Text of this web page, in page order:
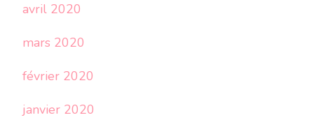
avril 2020
mars 2020
février 2020
janvier 2020